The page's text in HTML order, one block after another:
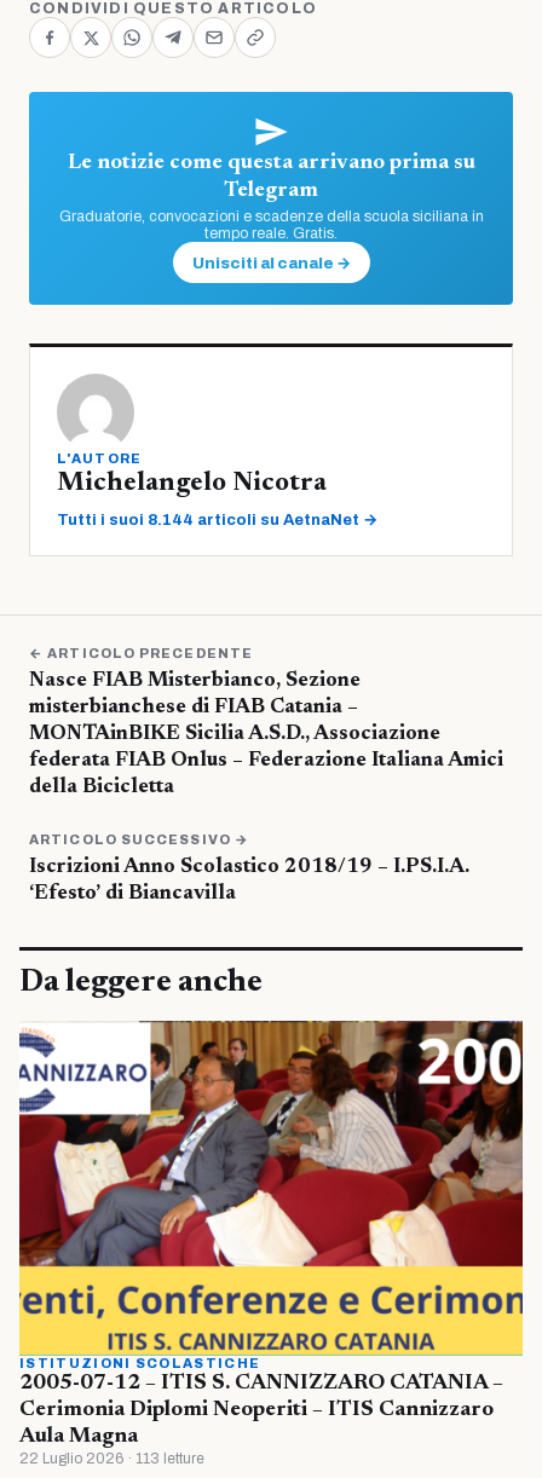
CONDIVIDI QUESTO ARTICOLO
Le notizie come questa arrivano prima su
Telegram
Graduatorie, convocazioni e scadenze della scuola siciliana in
tempo reale. Gratis.
Unisciti al canale →
L'AUTORE
Michelangelo Nicotra
Tutti i suoi 8.144 articoli su AetnaNet →
← ARTICOLO PRECEDENTE
Nasce FIAB Misterbianco, Sezione
misterbianchese di FIAB Catania –
MONTAinBIKE Sicilia A.S.D., Associazione
federata FIAB Onlus – Federazione Italiana Amici
della Bicicletta
ARTICOLO SUCCESSIVO →
Iscrizioni Anno Scolastico 2018/19 – I.PS.I.A.
‘Efesto’ di Biancavilla
Da leggere anche
ISTITUZIONI SCOLASTICHE
2005-07-12 – ITIS S. CANNIZZARO CATANIA –
Cerimonia Diplomi Neoperiti – ITIS Cannizzaro
Aula Magna
22 Luglio 2026 · 113 letture